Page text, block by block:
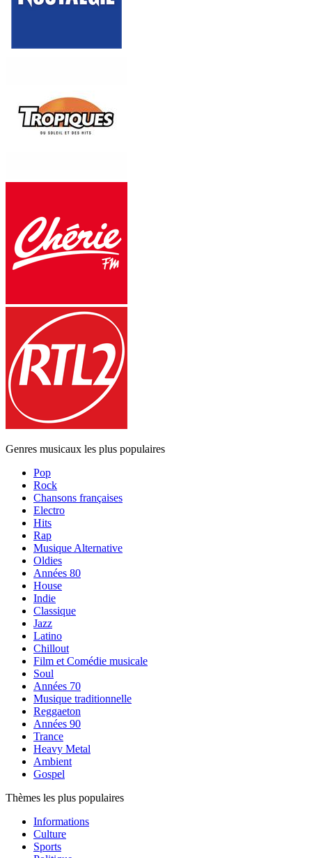
Genres musicaux les plus populaires
Pop
Rock
Chansons françaises
Electro
Hits
Rap
Musique Alternative
Oldies
Années 80
House
Indie
Classique
Jazz
Latino
Chillout
Film et Comédie musicale
Soul
Années 70
Musique traditionnelle
Reggaeton
Années 90
Trance
Heavy Metal
Ambient
Gospel
Thèmes les plus populaires
Informations
Culture
Sports